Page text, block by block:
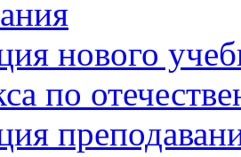
нового
по